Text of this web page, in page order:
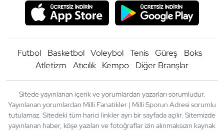
Futbol Basketbol Voleybol Tenis Güreş
Boks
Atletizm
Atıcılık Kempo Diğer Branşlar
Sitede yayınlanan içerik ve yorumlardan yazarları sorumludur.
Yayınlanan yorumlardan Milli Fanatikler | Milli Sporun Adresi sorumlu
tutulamaz. Sitedeki tüm harici linkler ayrı bir sayfada açılır. Sitemizde
yayınlanan haber, köşe yazıları ve fotoğraflar izin alınmaksızın kaynak